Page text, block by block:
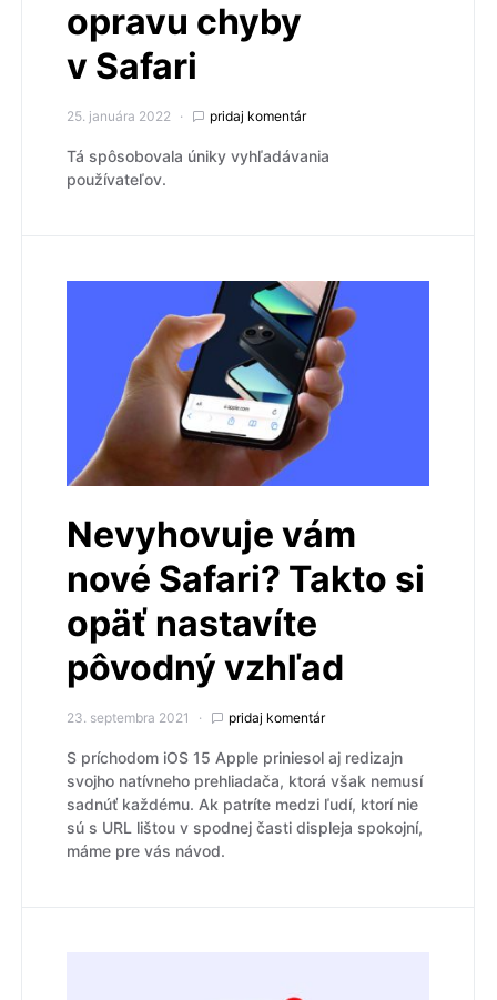
opravu chyby
v Safari
25. januára 2022 pridaj komentár
Tá spôsobovala úniky vyhľadávania
používateľov.
Nevyhovuje vám
nové Safari? Takto si
opäť nastavíte
pôvodný vzhľad
23. septembra 2021 pridaj komentár
S príchodom iOS 15 Apple priniesol aj redizajn
svojho natívneho prehliadača, ktorá však nemusí
sadnúť každému. Ak patríte medzi ľudí, ktorí nie
sú s URL lištou v spodnej časti displeja spokojní,
máme pre vás návod.